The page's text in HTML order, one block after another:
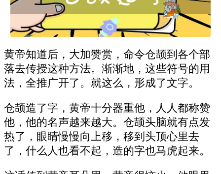
黄帝知道后，大加赞赏，命令仓颉到各个部
落去传授这种方法。渐渐地，这些符号的用
法，全推广开了。就这么，形成了文字。
仓颉造了字，黄帝十分器重他，人人都称赞
他，他的名声越来越大。仓颉头脑就有点发
热了，眼睛慢慢向上移，移到头顶心里去
了，什么人也看不起，造的字也马虎起来。